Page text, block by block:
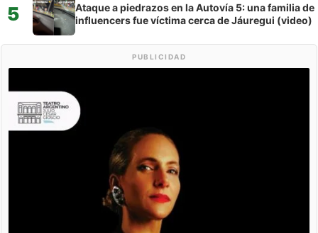
5
Ataque a piedrazos en la Autovía 5: una familia de
influencers fue víctima cerca de Jáuregui (video)
PUBLICIDAD